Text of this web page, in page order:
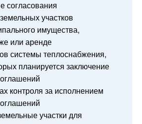
согласования
участков
имущества,
или аренде
системы теплоснабжения,
планируется заключение
контроля за исполнением
участки для